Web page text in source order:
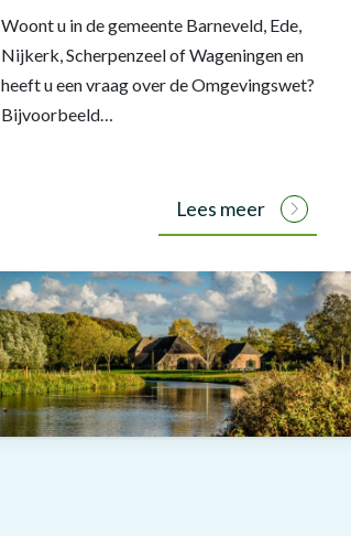
Woont u in de gemeente Barneveld, Ede,
Nijkerk, Scherpenzeel of Wageningen en
heeft u een vraag over de Omgevingswet?
Bijvoorbeeld…
Lees meer